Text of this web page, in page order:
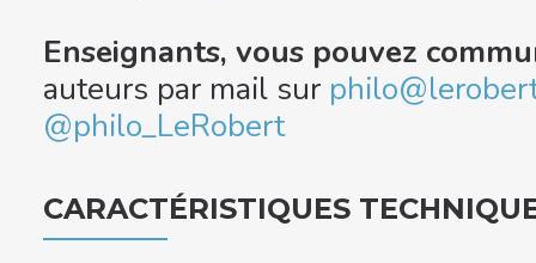
Enseignants, vous pouvez
auteurs par mail sur
@philo_LeRobert
CARACTÉRISTIQUES